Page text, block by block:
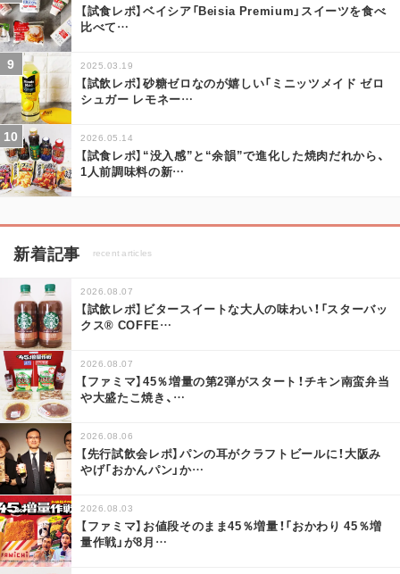
【試食レポ】ベイシア「Beisia Premium」スイーツを食べ
比べて…
2025.03.19
【試飲レポ】砂糖ゼロなのが嬉しい「ミニッツメイド ゼロ
シュガー レモネー…
2026.05.14
【試食レポ】“没入感”と“余韻”で進化した焼肉だれから、
1人前調味料の新…
新着記事 recent articles
2026.08.07
【試飲レポ】ビタースイートな大人の味わい！「スターバッ
クス® COFFE…
2026.08.07
【ファミマ】45％増量の第2弾がスタート！チキン南蛮弁当
や大盛たこ焼き、 …
2026.08.06
【先行試飲会レポ】パンの耳がクラフトビールに！大阪み
やげ「おかんパン」か…
2026.08.03
【ファミマ】お値段そのまま45％増量！「おかわり 45％増
量作戦」が8月 …